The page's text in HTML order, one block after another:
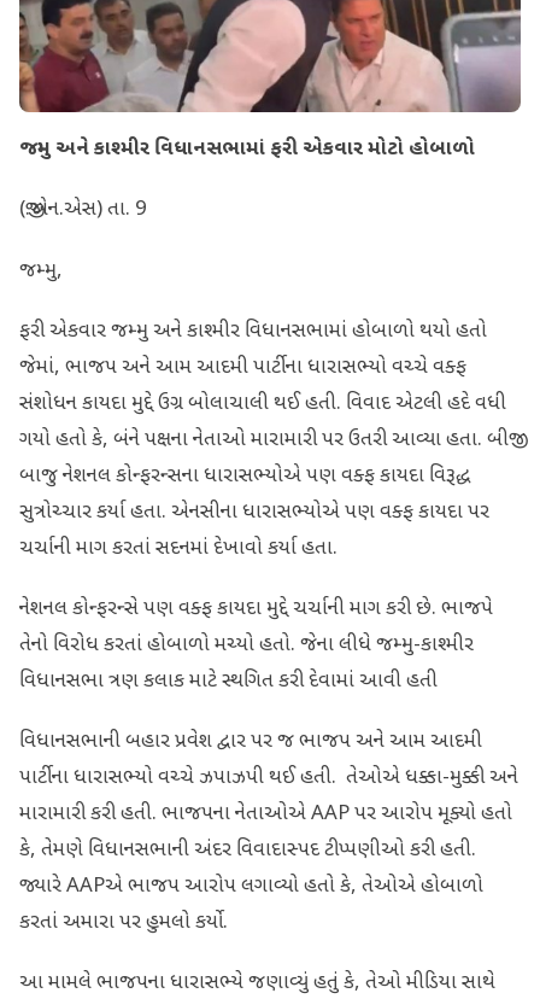
જમ્મુ અને કાશ્મીર વિધાનસભામાં ફરી એકવાર મોટો હોબાળો
(જી.એન.એસ) તા. 9
જમ્મુ,
ફરી એકવાર જમ્મુ અને કાશ્મીર વિધાનસભામાં હોબાળો થયો હતો
જેમાં, ભાજપ અને આમ આદમી પાર્ટીના ધારાસભ્યો વચ્ચે વક્ફ
સંશોધન કાયદા મુદ્દે ઉગ્ર બોલાચાલી થઈ હતી. વિવાદ એટલી હદે વધી
ગયો હતો કે, બંને પક્ષના નેતાઓ મારામારી પર ઉતરી આવ્યા હતા. બીજી
બાજુ નેશનલ કોન્ફરન્સના ધારાસભ્યોએ પણ વક્ફ કાયદા વિરૂદ્ધ
સુત્રોચ્ચાર કર્યા હતા. એનસીના ધારાસભ્યોએ પણ વક્ફ કાયદા પર
ચર્ચાની માગ કરતાં સદનમાં દેખાવો કર્યા હતા.
નેશનલ કોન્ફરન્સે પણ વક્ફ કાયદા મુદ્દે ચર્ચાની માગ કરી છે. ભાજપે
તેનો વિરોધ કરતાં હોબાળો મચ્યો હતો. જેના લીધે જમ્મુ-કાશ્મીર
વિધાનસભા ત્રણ કલાક માટે સ્થગિત કરી દેવામાં આવી હતી
વિધાનસભાની બહાર પ્રવેશ દ્વાર પર જ ભાજપ અને આમ આદમી
પાર્ટીના ધારાસભ્યો વચ્ચે ઝપાઝપી થઈ હતી. તેઓએ ધક્કા-મુક્કી અને
મારામારી કરી હતી. ભાજપના નેતાઓએ AAP પર આરોપ મૂક્યો હતો
કે, તેમણે વિધાનસભાની અંદર વિવાદાસ્પદ ટીપ્પણીઓ કરી હતી.
જ્યારે AAPએ ભાજપ આરોપ લગાવ્યો હતો કે, તેઓએ હોબાળો
કરતાં અમારા પર હુમલો કર્યો.
આ મામલે ભાજપના ધારાસભ્યે જણાવ્યું હતું કે, તેઓ મીડિયા સાથે